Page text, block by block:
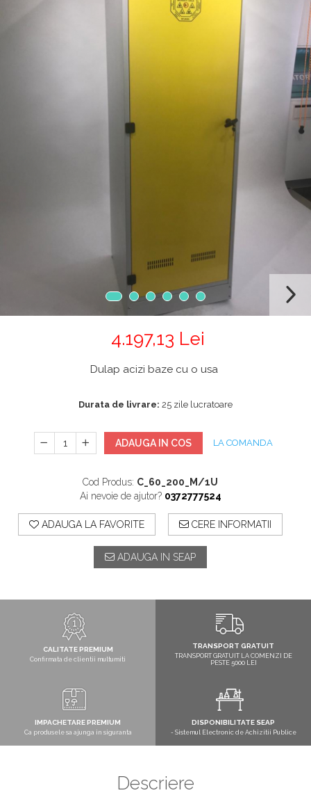
4.197,13 Lei
Dulap acizi baze cu o usa
Durata de livrare: 25 zile lucratoare
ADAUGA IN COS LA COMANDA
Cod Produs: C_60_200_M/1U
Ai nevoie de ajutor? 0372777524
ADAUGA LA FAVORITE CERE INFORMATII
ADAUGA IN SEAP
CALITATE PREMIUM
Confirmata de clientii multumiti
TRANSPORT GRATUIT
TRANSPORT GRATUIT LA COMENZI DE
PESTE 5000 LEI
IMPACHETARE PREMIUM
Ca produsele sa ajunga in siguranta
DISPONIBILITATE SEAP
- Sistemul Electronic de Achizitii Publice
Descriere